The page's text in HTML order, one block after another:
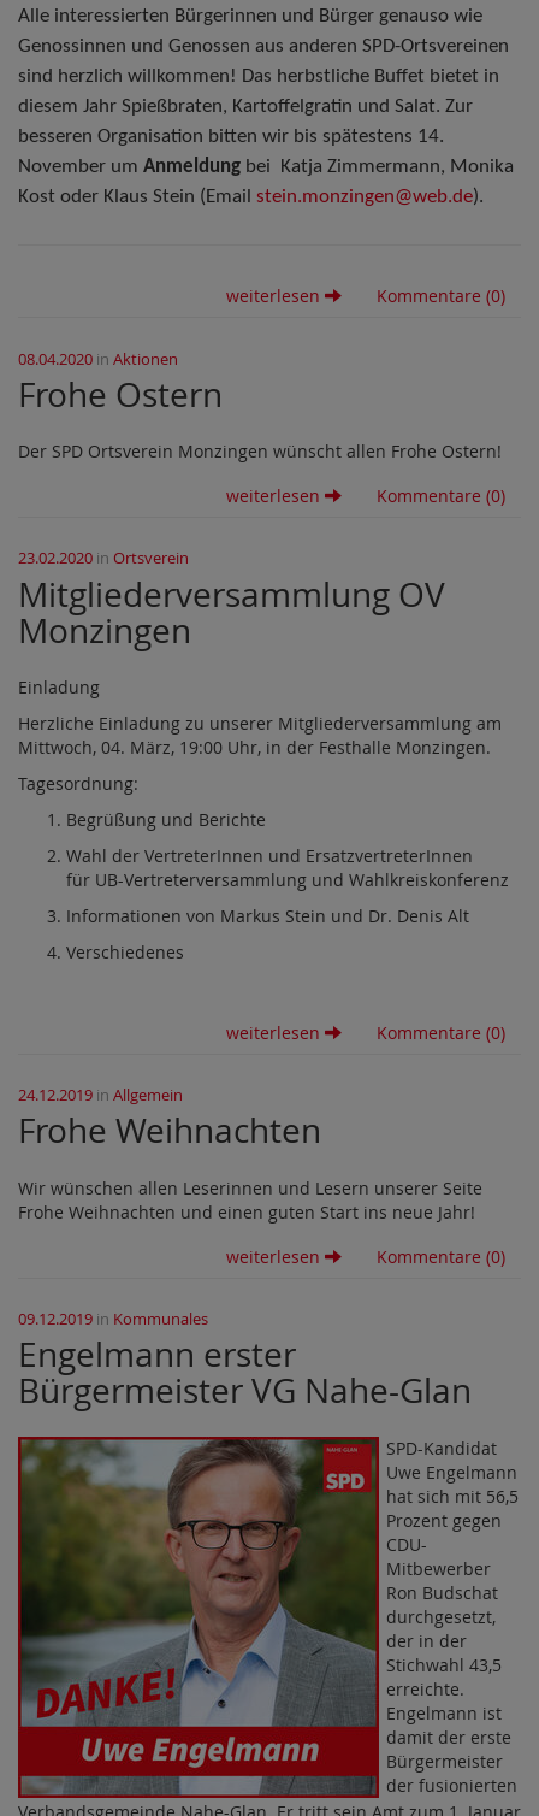
Alle interessierten Bürgerinnen und Bürger genauso wie
Genossinnen und Genossen aus anderen SPD-Ortsvereinen
sind herzlich willkommen! Das herbstliche Buffet bietet in
diesem Jahr Spießbraten, Kartoffelgratin und Salat. Zur
besseren Organisation bitten wir bis spätestens 14.
November um Anmeldung bei Katja Zimmermann, Monika
Kost oder Klaus Stein (Email stein.monzingen@web.de).
weiterlesen Kommentare (0)
08.04.2020 in Aktionen
Frohe Ostern
Der SPD Ortsverein Monzingen wünscht allen Frohe Ostern!
weiterlesen
Kommentare (0)
23.02.2020 in Ortsverein
Mitgliederversammlung OV
Monzingen
Einladung
Herzliche Einladung zu unserer Mitgliederversammlung am
Mittwoch, 04. März, 19:00 Uhr, in der Festhalle Monzingen.
Tagesordnung:
Begrüßung und Berichte
Wahl der VertreterInnen und ErsatzvertreterInnen
für UB-Vertreterversammlung und Wahlkreiskonferenz
Informationen von Markus Stein und Dr. Denis Alt
Verschiedenes
weiterlesen Kommentare (0)
24.12.2019 in Allgemein
Frohe Weihnachten
Wir wünschen allen Leserinnen und Lesern unserer Seite
Frohe Weihnachten und einen guten Start ins neue Jahr!
weiterlesen
Kommentare (0)
09.12.2019 in Kommunales
Engelmann erster
Bürgermeister VG Nahe-Glan
SPD-Kandidat
Uwe Engelmann
hat sich mit 56,5
Prozent gegen
CDU-
Mitbewerber
Ron Budschat
durchgesetzt,
der in der
Stichwahl 43,5
erreichte.
Engelmann ist
damit der erste
Bürgermeister
der fusionierten
Verbandsgemeinde Nahe-Glan. Er tritt sein Amt zum 1. Januar